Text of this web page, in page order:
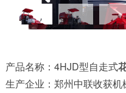
产品名称：4HJD型自走式
生产企业：郑州中联收获机